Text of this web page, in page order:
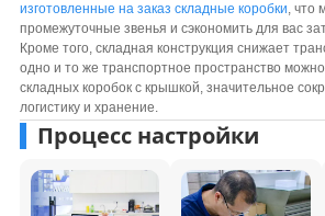
изготовленные на заказ складные коробки, что
промежуточные звенья и сэкономить для вас
Кроме того, складная конструкция снижает
одно и то же транспортное пространство
складных коробок с крышкой, значительное
логистику и хранение.
Процесс настройки